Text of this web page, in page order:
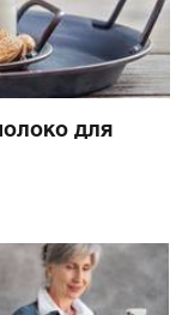
для